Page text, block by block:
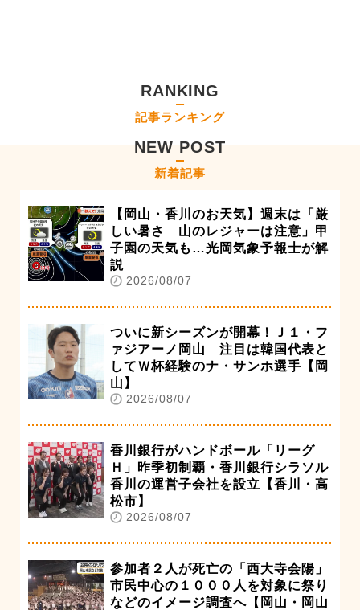
RANKING
記事ランキング
NEW POST
新着記事
【岡山・香川のお天気】週末は「厳
しい暑さ 山のレジャーは注意」甲
子園の天気も…光岡気象予報士が解
説
2026/08/07
ついに新シーズンが開幕！Ｊ１・フ
ァジアーノ岡山 注目は韓国代表と
してＷ杯経験のナ・サンホ選手【岡
山】
2026/08/07
香川銀行がハンドボール「リーグ
Ｈ」昨季初制覇・香川銀行シラソル
香川の運営子会社を設立【香川・高
松市】
2026/08/07
参加者２人が死亡の「西大寺会陽」
市民中心の１０００人を対象に祭り
などのイメージ調査へ【岡山・岡山